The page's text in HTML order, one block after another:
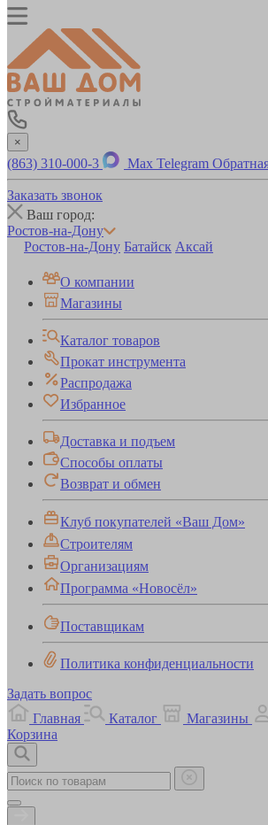
×
(863) 310-000-3 Max Telegram
Заказать звонок
Ваш город:
Ростов-на-Дону
Ростов-на-Дону Батайск Аксай
О компании
Магазины
Каталог товаров
Прокат инструмента
Распродажа
Избранное
Доставка и подъем
Способы оплаты
Возврат и обмен
Клуб покупателей «Ваш Дом»
Строителям
Организациям
Программа «Новосёл»
Поставщикам
Политика конфиденциальности
Задать вопрос
Главная
Каталог Магазины
Корзина